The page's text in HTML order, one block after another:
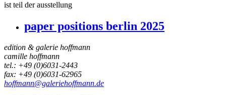
ist teil der ausstellung
paper positions berlin 2025
edition & galerie hoffmann
camille hoffmann
tel.: +49 (0)6031-2443
fax: +49 (0)6031-62965
hoffmann@galeriehoffmann.de